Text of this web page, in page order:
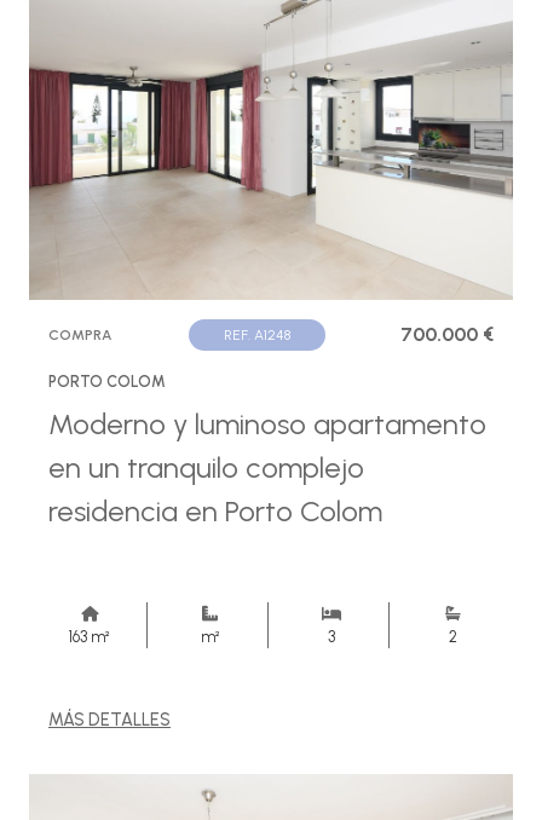
COMPRA REF. A1248 700.000 €
PORTO COLOM
Moderno y luminoso apartamento
en un tranquilo complejo
residencia en Porto Colom
163 m² m² 3 2
MÁS DETALLES